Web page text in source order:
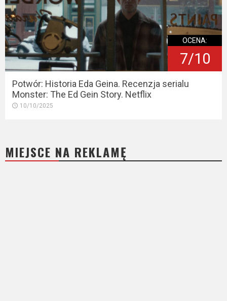
OCENA:
7/10
Potwór: Historia Eda Geina. Recenzja serialu
Monster: The Ed Gein Story. Netflix
10/10/2025
MIEJSCE NA REKLAMĘ